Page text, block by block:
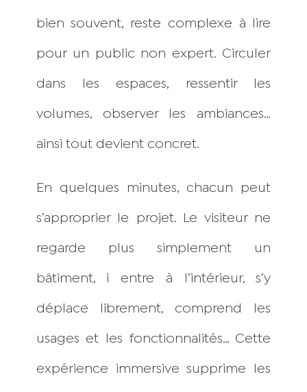
bien souvent, reste complexe à lire
pour un public non expert. Circuler
dans les espaces, ressentir les
volumes, observer les ambiances…
ainsi tout devient concret.
En quelques minutes, chacun peut
s’approprier le projet. Le visiteur ne
regarde plus simplement un
bâtiment, i entre à l’intérieur, s’y
déplace librement, comprend les
usages et les fonctionnalités… Cette
expérience immersive supprime les